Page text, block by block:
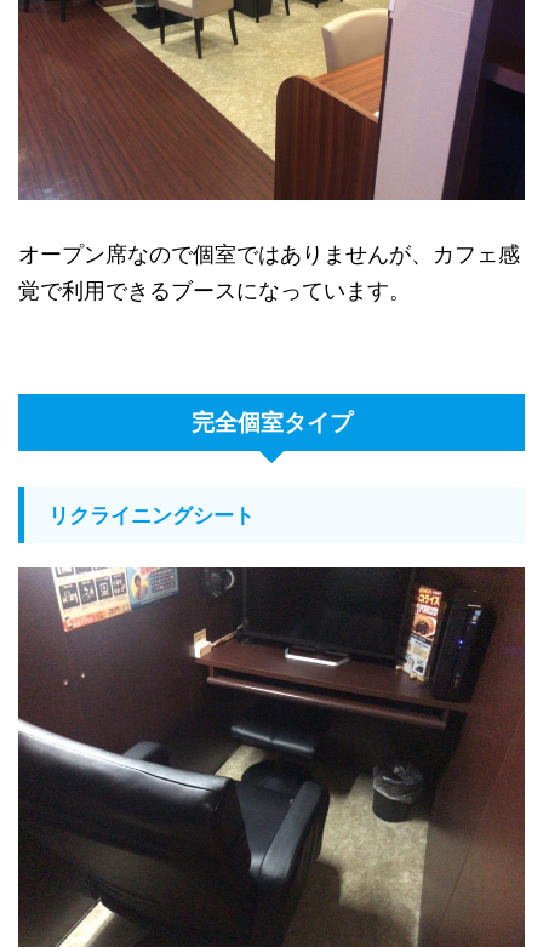
オープン席なので個室ではありませんが、カフェ感
覚で利用できるブースになっています。
完全個室タイプ
リクライニングシート